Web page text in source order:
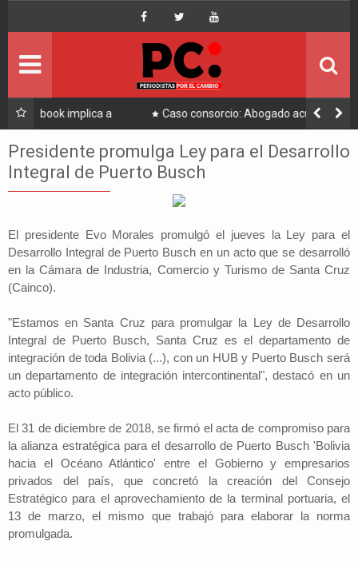
Caso consorcio: Abogado acusado reaparece y ratifica
su denuncia contra Coaquira
Presidente promulga Ley para el Desarrollo
Integral de Puerto Busch
El presidente Evo Morales promulgó el jueves la Ley para el
Desarrollo Integral de Puerto Busch en un acto que se desarrolló
en la Cámara de Industria, Comercio y Turismo de Santa Cruz
(Cainco).
"Estamos en Santa Cruz para promulgar la Ley de Desarrollo
Integral de Puerto Busch, Santa Cruz es el departamento de
integración de toda Bolivia (...), con un HUB y Puerto Busch será
un departamento de integración intercontinental", destacó en un
acto público.
El 31 de diciembre de 2018, se firmó el acta de compromiso para
la alianza estratégica para el desarrollo de Puerto Busch 'Bolivia
hacia el Océano Atlántico' entre el Gobierno y empresarios
privados del país, que concretó la creación del Consejo
Estratégico para el aprovechamiento de la terminal portuaria, el
13 de marzo, el mismo que trabajó para elaborar la norma
promulgada.
Portada
Ultimo
Economía
Nacional
Lee Más